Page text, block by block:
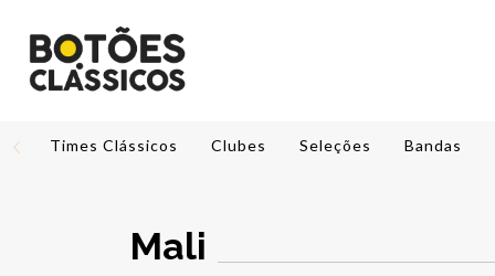
Times Clássicos Clubes Seleções Bandas
Mali